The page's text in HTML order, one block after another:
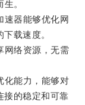
。
器能够优化网
载速度。
络资源，无需
能力，能够对
接的稳定和可靠